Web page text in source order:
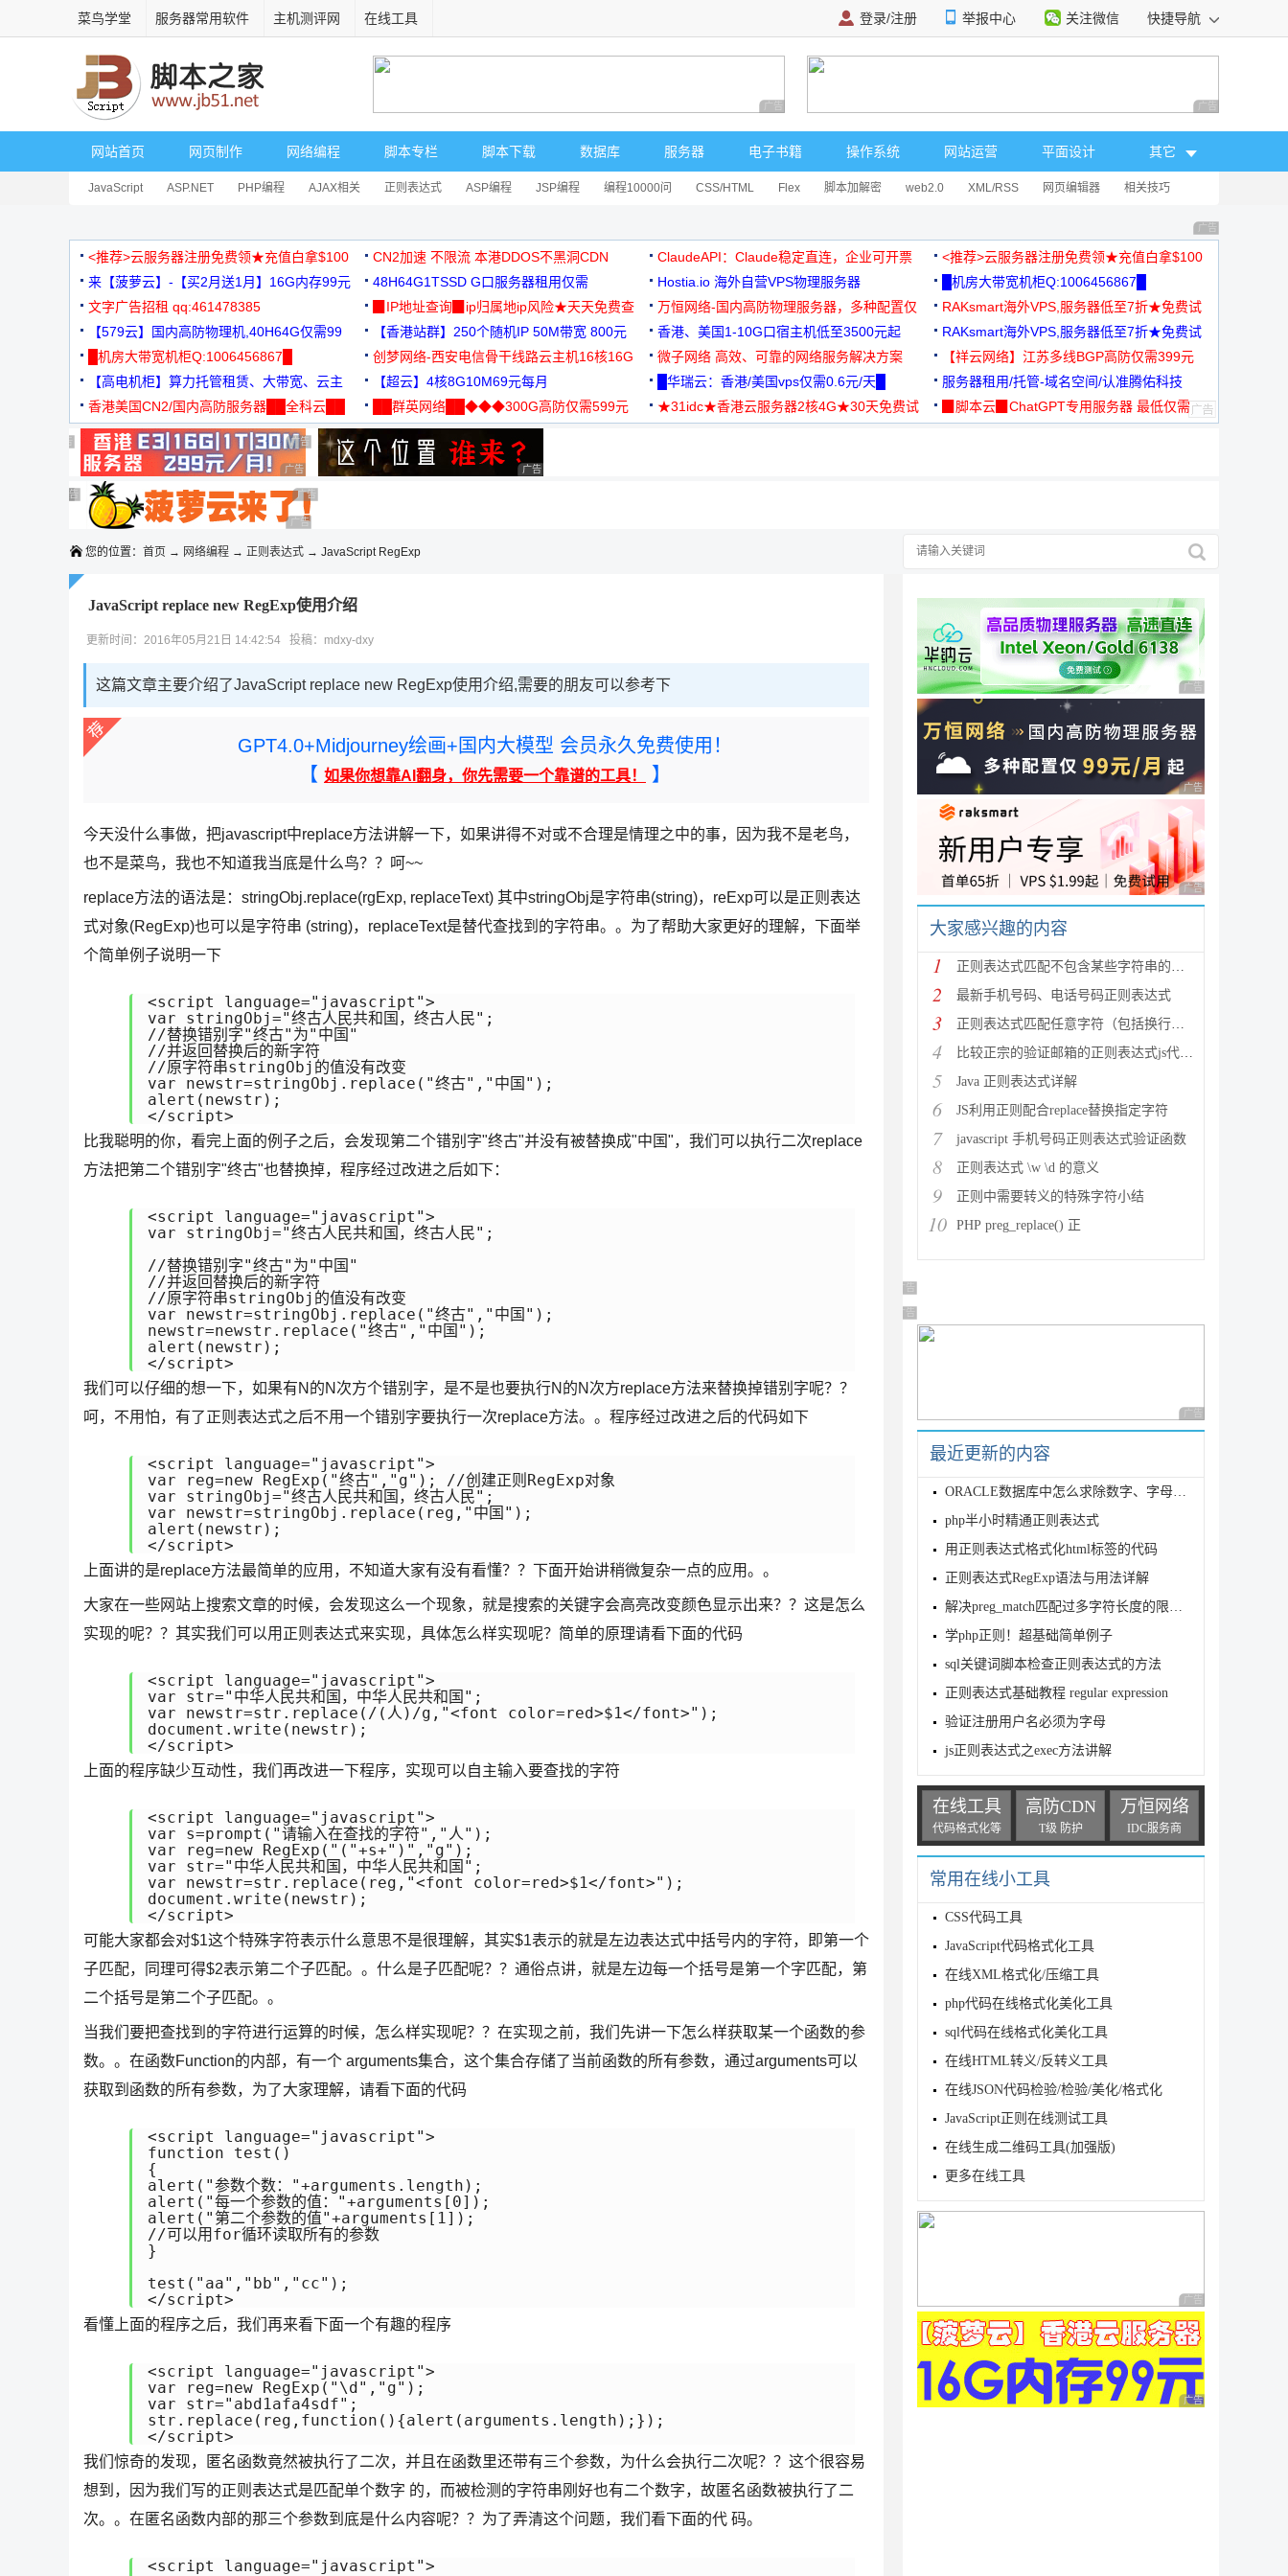
菜鸟学堂 服务器常用软件 主机测评网 在线工具 登录/注册 举报中心 关注微信 快捷导航
广告 商业广告，理性选择 广告 商业广告，理
网站首页 网页制作 网络编程 脚本专栏 脚本下载 数据库 服务器 电子书籍 操作系统 网站运营 平面设计 其它
JavaScript ASP.NET PHP编程 AJAX相关 正则表达式 ASP编程 JSP编程 编程10000问 CSS/HTML Flex 脚本加解密 web2.0 XML/RSS 网页编辑器 相关技巧
广告 商业广告，理
<推荐>云服务器注册免费领★充值白拿$100 CN2加速 不限流 本港DDOS不黑洞CDN ClaudeAPI：Claude稳定直连，企业可开票
<推荐>云服务器注册免费领★充值白拿$100
来【菠萝云】-【买2月送1月】16G内存99元
48H64G1TSSD G口服务器租用仅需
3000+可免费测试
Hostia.io 海外自营VPS物理服务器
█机房大带宽机柜Q:1006456867█
文字广告招租 qq:461478385
▉IP地址查询▉ip归属地ip风险★天天免费查
万恒网络-国内高防物理服务器，多种配置仅
99元/月起
RAKsmart海外VPS,服务器低至7折★免费试
用★
【579云】国内高防物理机,40H64G仅需99
元
【香港站群】250个随机IP 50M带宽 800元 香港、美国1-10G口宿主机低至3500元起
RAKsmart海外VPS,服务器低至7折★免费试
用★
█机房大带宽机柜Q:1006456867█
创梦网络-西安电信骨干线路云主机16核16G
88元/月
微子网络 高效、可靠的网络服务解决方案
【祥云网络】江苏多线BGP高防仅需399元
【高电机柜】算力托管租赁、大带宽、云主
机
【超云】4核8G10M69元每月 █华瑞云：香港/美国vps仅需0.6元/天█
服务器租用/托管-域名空间/认准腾佑科技
香港美国CN2/国内高防服务器██全科云██
██群英网络██◆◆◆300G高防仅需599元
◆◆◆
★31idc★香港云服务器2核4G★30天免费试
▉脚本云▉ChatGPT专用服务器 最低仅需
广告 商业广告，理性选择
广告 商业广告，理性选择
广告 商业广告，理性选择
广告 商业广告，理性选择
广告 商业广告，理性选择
广告 商业广告，理性选择
广告 商业广告，理性选择
广告 商业广告，理性选择
广告 商业广告，理性选择
广告 商业广告，理性选择
您的位置： 首页 → 网络编程 → 正则表达式 → JavaScript RegExp
JavaScript replace new RegExp使用介绍
更新时间：2016年05月21日 14:42:54 投稿：mdxy-dxy
这篇文章主要介绍了JavaScript replace new RegExp使用介绍,需要的朋友可以参考下
GPT4.0+Midjourney绘画+国内大模型 会员永久免费使用！
【 如果你想靠AI翻身，你先需要一个靠谱的工具！ 】
今天没什么事做，把javascript中replace方法讲解一下，如果讲得不对或不合理是情理之中的事，因为我不是老鸟，
也不是菜鸟，我也不知道我当底是什么鸟？？呵~~
replace方法的语法是：stringObj.replace(rgExp, replaceText) 其中stringObj是字符串(string)，reExp可以是正则表达
式对象(RegExp)也可以是字符串 (string)，replaceText是替代查找到的字符串。。为了帮助大家更好的理解，下面举
个简单例子说明一下
<script language="javascript">
var stringObj="终古人民共和国，终古人民";
//替换错别字"终古"为"中国"
//并返回替换后的新字符
//原字符串stringObj的值没有改变
var newstr=stringObj.replace("终古","中国");
alert(newstr);
</script>
比我聪明的你，看完上面的例子之后，会发现第二个错别字"终古"并没有被替换成"中国"，我们可以执行二次replace
方法把第二个错别字"终古"也替换掉，程序经过改进之后如下：
<script language="javascript">
var stringObj="终古人民共和国，终古人民";
//替换错别字"终古"为"中国"
//并返回替换后的新字符
//原字符串stringObj的值没有改变
var newstr=stringObj.replace("终古","中国");
newstr=newstr.replace("终古","中国");
alert(newstr);
</script>
我们可以仔细的想一下，如果有N的N次方个错别字，是不是也要执行N的N次方replace方法来替换掉错别字呢？？
呵，不用怕，有了正则表达式之后不用一个错别字要执行一次replace方法。。程序经过改进之后的代码如下
<script language="javascript">
var reg=new RegExp("终古","g"); //创建正则RegExp对象
var stringObj="终古人民共和国，终古人民";
var newstr=stringObj.replace(reg,"中国");
alert(newstr);
</script>
上面讲的是replace方法最简单的应用，不知道大家有没有看懂？？下面开始讲稍微复杂一点的应用。。
大家在一些网站上搜索文章的时候，会发现这么一个现象，就是搜索的关键字会高亮改变颜色显示出来？？这是怎么
实现的呢？？其实我们可以用正则表达式来实现，具体怎么样实现呢？简单的原理请看下面的代码
<script language="javascript">
var str="中华人民共和国，中华人民共和国";
var newstr=str.replace(/(人)/g,"<font color=red>$1</font>");
document.write(newstr);
</script>
上面的程序缺少互动性，我们再改进一下程序，实现可以自主输入要查找的字符
<script language="javascript">
var s=prompt("请输入在查找的字符","人");
var reg=new RegExp("("+s+")","g");
var str="中华人民共和国，中华人民共和国";
var newstr=str.replace(reg,"<font color=red>$1</font>");
document.write(newstr);
</script>
可能大家都会对$1这个特殊字符表示什么意思不是很理解，其实$1表示的就是左边表达式中括号内的字符，即第一个
子匹配，同理可得$2表示第二个子匹配。。什么是子匹配呢？？通俗点讲，就是左边每一个括号是第一个字匹配，第
二个括号是第二个子匹配。。
当我们要把查找到的字符进行运算的时候，怎么样实现呢？？在实现之前，我们先讲一下怎么样获取某一个函数的参
数。。在函数Function的内部，有一个 arguments集合，这个集合存储了当前函数的所有参数，通过arguments可以
获取到函数的所有参数，为了大家理解，请看下面的代码
<script language="javascript">
function test()
{
alert("参数个数："+arguments.length);
alert("每一个参数的值："+arguments[0]);
alert("第二个参数的值"+arguments[1]);
//可以用for循环读取所有的参数
}
test("aa","bb","cc");
</script>
看懂上面的程序之后，我们再来看下面一个有趣的程序
<script language="javascript">
var reg=new RegExp("\d","g");
var str="abd1afa4sdf";
str.replace(reg,function(){alert(arguments.length);});
</script>
我们惊奇的发现，匿名函数竟然被执行了二次，并且在函数里还带有三个参数，为什么会执行二次呢？？这个很容易
想到，因为我们写的正则表达式是匹配单个数字 的，而被检测的字符串刚好也有二个数字，故匿名函数被执行了二
次。。在匿名函数内部的那三个参数到底是什么内容呢？？为了弄清这个问题，我们看下面的代 码。
<script language="javascript">
广告 商业广告，理性
广告 商业广告，理性
广告 商业广告，理性
大家感兴趣的内容
1 正则表达式匹配不包含某些字符串的技巧
2 最新手机号码、电话号码正则表达式
3 正则表达式匹配任意字符（包括换行符）的写法
4 比较正宗的验证邮箱的正则表达式js代码详解
5 Java 正则表达式详解
6 JS利用正则配合replace替换指定字符
7 javascript 手机号码正则表达式验证函数
8 正则表达式 \w \d 的意义
9 正则中需要转义的特殊字符小结
10 PHP preg_replace() 正
广告 商业广告，理性选择
广告 商业广告，理性选择
广告 商业广告，理性
最近更新的内容
ORACLE数据库中怎么求除数字、字母之外的非中文字符的正则表达式
php半小时精通正则表达式
用正则表达式格式化html标签的代码
正则表达式RegExp语法与用法详解
解决preg_match匹配过多字符长度的限制的思路分析
学php正则！超基础简单例子
sql关键词脚本检查正则表达式的方法
正则表达式基础教程 regular expression
验证注册用户名必须为字母
js正则表达式之exec方法讲解
在线工具
代码格式化等
高防CDN
T级 防护
万恒网络
IDC服务商
常用在线小工具
CSS代码工具
JavaScript代码格式化工具
在线XML格式化/压缩工具
php代码在线格式化美化工具
sql代码在线格式化美化工具
在线HTML转义/反转义工具
在线JSON代码检验/检验/美化/格式化
JavaScript正则在线测试工具
在线生成二维码工具(加强版)
更多在线工具
广告 商业广告，理性
广告 商业广告，理性